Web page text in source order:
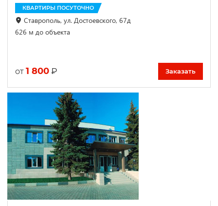
КВАРТИРЫ ПОСУТОЧНО
Ставрополь, ул. Достоевского, 67д
626 м до объекта
от 1 800 ₽ Заказать